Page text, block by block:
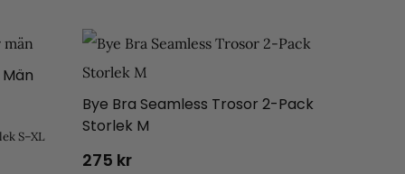
S–XL
Bye Bra Seamless Trosor 2-Pack
Storlek M
275 kr